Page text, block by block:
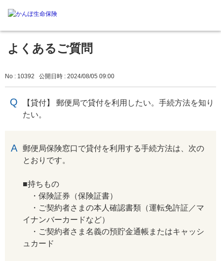
よくあるご質問
No : 10392 公開日時 : 2024/08/05 09:00
【貸付】 郵便局で貸付を利用したい。手続方法を知り
たい。
郵便局保険窓口で貸付を利用する手続方法は、次の
とおりです。
■持ちもの
・保険証券（保険証書）
・ご契約者さまの本人確認書類（運転免許証／マ
イナンバーカードなど）
・ご契約者さま名義の預貯金通帳またはキャッシ
ュカード